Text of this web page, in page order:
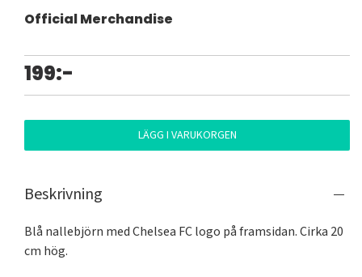
Official Merchandise
199:-
LÄGG I VARUKORGEN
Beskrivning
Blå nallebjörn med Chelsea FC logo på framsidan. Cirka 20
cm hög.